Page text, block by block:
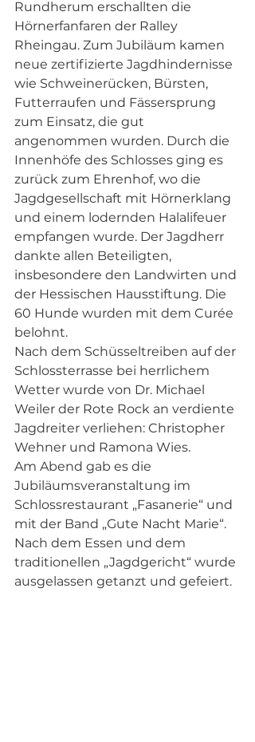
Rundherum erschallten die
Hörnerfanfaren der Ralley
Rheingau. Zum Jubiläum kamen
neue zertifizierte Jagdhindernisse
wie Schweinerücken, Bürsten,
Futterraufen und Fässersprung
zum Einsatz, die gut
angenommen wurden. Durch die
Innenhöfe des Schlosses ging es
zurück zum Ehrenhof, wo die
Jagdgesellschaft mit Hörnerklang
und einem lodernden Halalifeuer
empfangen wurde. Der Jagdherr
dankte allen Beteiligten,
insbesondere den Landwirten und
der Hessischen Hausstiftung. Die
60 Hunde wurden mit dem Curée
belohnt.
Nach dem Schüsseltreiben auf der
Schlossterrasse bei herrlichem
Wetter wurde von Dr. Michael
Weiler der Rote Rock an verdiente
Jagdreiter verliehen: Christopher
Wehner und Ramona Wies.
Am Abend gab es die
Jubiläumsveranstaltung im
Schlossrestaurant „Fasanerie“ und
mit der Band „Gute Nacht Marie“.
Nach dem Essen und dem
traditionellen „Jagdgericht“ wurde
ausgelassen getanzt und gefeiert.